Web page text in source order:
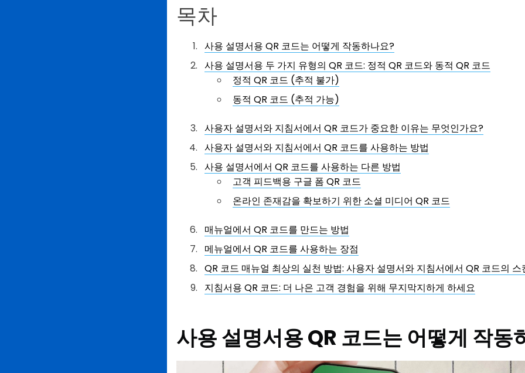
목차
사용 설명서용 QR 코드는 어떻게 작동하나요?
사용 설명서용 두 가지 유형의 QR 코드: 정적 QR 코드와 동적 QR 코드
정적 QR 코드 (추적 불가)
동적 QR 코드 (추적 가능)
사용자 설명서와 지침서에서 QR 코드가 중요한 이유는 무엇인가요?
사용자 설명서와 지침서에서 QR 코드를 사용하는 방법
사용 설명서에서 QR 코드를 사용하는 다른 방법
고객 피드백용 구글 폼 QR 코드
온라인 존재감을 확보하기 위한 소셜 미디어 QR 코드
매뉴얼에서 QR 코드를 만드는 방법
메뉴얼에서 QR 코드를 사용하는 장점
QR 코드 매뉴얼 최상의 실천 방법: 사용자 설명서와 지침서에서 QR 코드의
지침서용 QR 코드: 더 나은 고객 경험을 위해 무지막지하게 하세요
사용 설명서용 QR 코드는 어떻게 작동